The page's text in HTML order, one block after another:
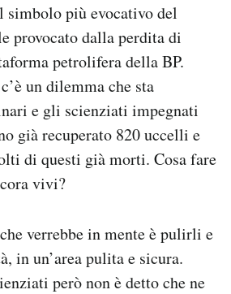
simbolo più evocativo del
provocato dalla perdita di
petrolifera della BP.
un dilemma che sta
e gli scienziati impegnati
già recuperato 820 uccelli e
di questi già morti. Cosa fare
vivi?
verrebbe in mente è pulirli e
in un’area pulita e sicura.
però non è detto che ne